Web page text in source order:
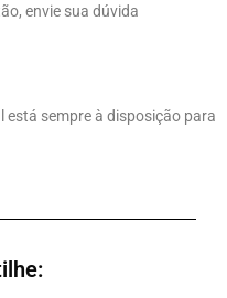
envie sua dúvida
sempre à disposição para